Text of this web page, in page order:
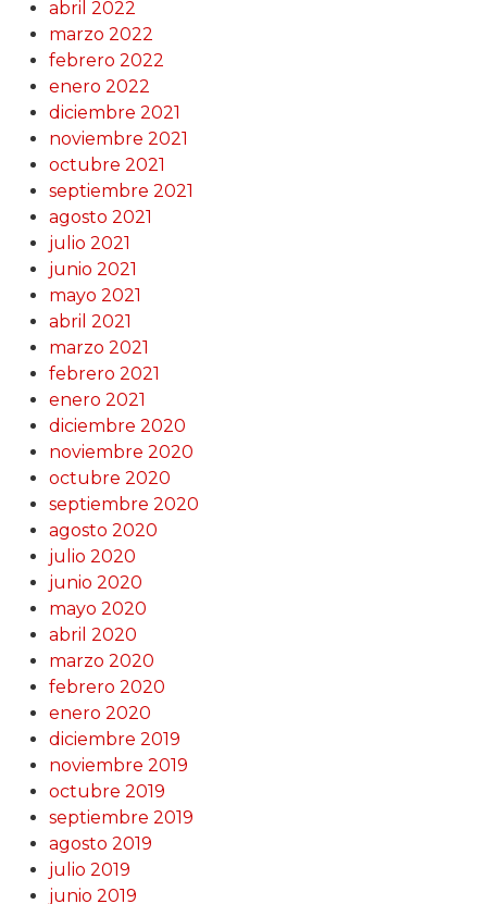
abril 2022
marzo 2022
febrero 2022
enero 2022
diciembre 2021
noviembre 2021
octubre 2021
septiembre 2021
agosto 2021
julio 2021
junio 2021
mayo 2021
abril 2021
marzo 2021
febrero 2021
enero 2021
diciembre 2020
noviembre 2020
octubre 2020
septiembre 2020
agosto 2020
julio 2020
junio 2020
mayo 2020
abril 2020
marzo 2020
febrero 2020
enero 2020
diciembre 2019
noviembre 2019
octubre 2019
septiembre 2019
agosto 2019
julio 2019
junio 2019